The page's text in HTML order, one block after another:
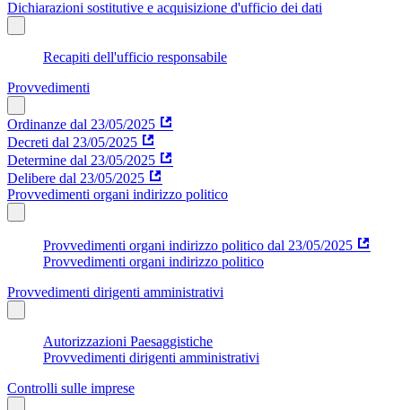
Dichiarazioni sostitutive e acquisizione d'ufficio dei dati
Recapiti dell'ufficio responsabile
Provvedimenti
Ordinanze dal 23/05/2025
Decreti dal 23/05/2025
Determine dal 23/05/2025
Delibere dal 23/05/2025
Provvedimenti organi indirizzo politico
Provvedimenti organi indirizzo politico dal 23/05/2025
Provvedimenti organi indirizzo politico
Provvedimenti dirigenti amministrativi
Autorizzazioni Paesaggistiche
Provvedimenti dirigenti amministrativi
Controlli sulle imprese